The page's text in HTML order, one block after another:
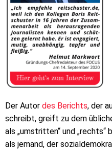
Der Autor des Berichts, der
schreibt, greift zu dem
als „umstritten“ und „rechts“
als jemand, der